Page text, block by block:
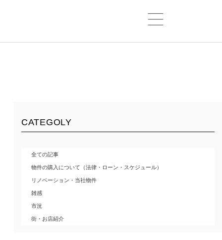
CATEGOLY
全ての記事
物件の購入について（法律・ローン・スケジュール）
リノベーション・当社物件
雑感
市況
街・お店紹介